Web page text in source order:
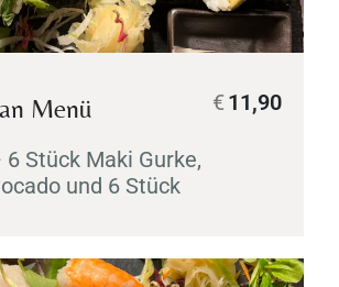
Menü
6 Stück Maki Gurke,
und 6 Stück
11,90
€